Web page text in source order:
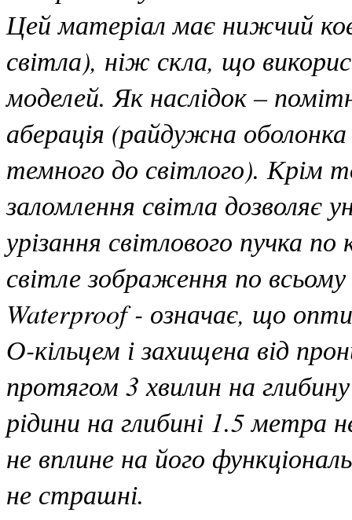
Цей матеріал має нижчий
світла), ніж скла, що
моделей. Як наслідок –
аберація (райдужна
темного до світлого). Крім
заломлення світла дозволяє
урізання світлового пучка
світле зображення по
Waterproof - означає, що
О-кільцем і захищена від
протягом 3 хвилин на
рідини на глибині 1.5 метра
не вплине на його
не страшні.